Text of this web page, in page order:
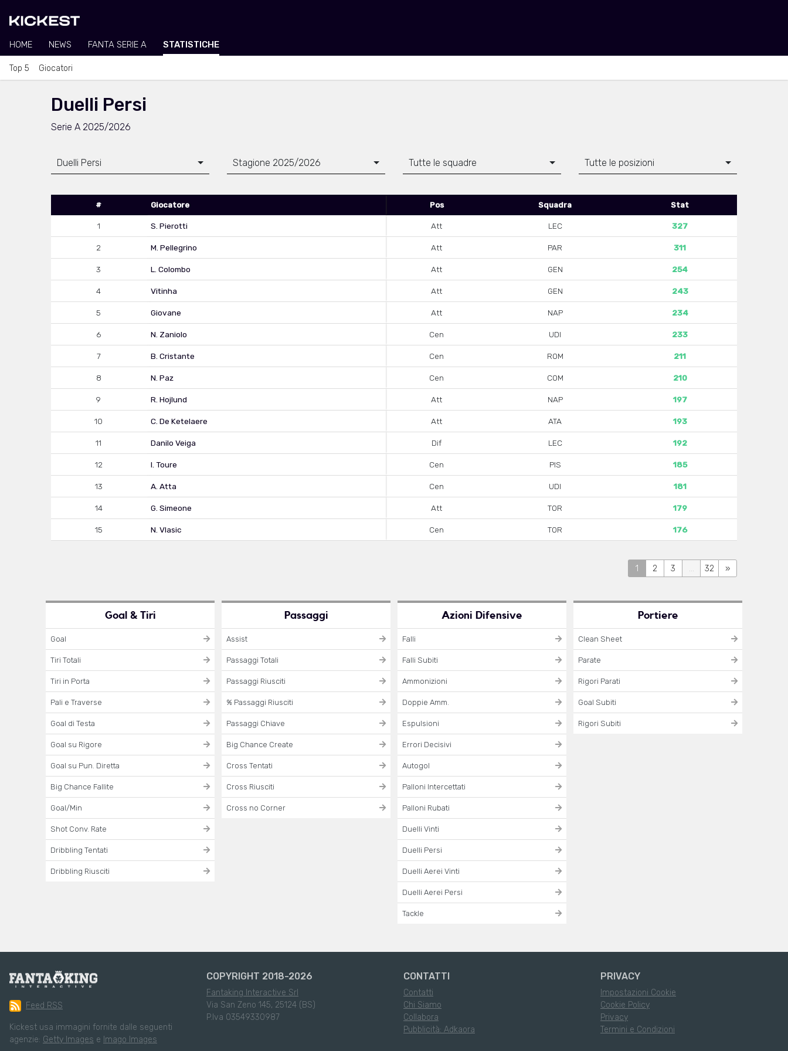
HOME NEWS FANTA SERIE A STATISTICHE
Top 5 Giocatori
Duelli Persi
Serie A 2025/2026
Duelli Persi Stagione 2025/2026 Tutte le squadre Tutte le posizioni
# Giocatore Pos Squadra Stat
1 S. Pierotti Att LEC 327
2 M. Pellegrino Att PAR 311
3 L. Colombo Att GEN 254
4 Vitinha Att GEN 243
5 Giovane Att NAP 234
6 N. Zaniolo Cen UDI 233
7 B. Cristante Cen ROM 211
8 N. Paz Cen COM 210
9 R. Hojlund Att NAP 197
10 C. De Ketelaere Att ATA 193
11 Danilo Veiga Dif LEC 192
12 I. Toure Cen PIS 185
13 A. Atta Cen UDI 181
14 G. Simeone Att TOR 179
15 N. Vlasic Cen TOR 176
1 2 3 ... 32 »
Goal & Tiri
Goal
Tiri Totali
Tiri in Porta
Pali e Traverse
Goal di Testa
Goal su Rigore
Goal su Pun. Diretta
Big Chance Fallite
Goal/Min
Shot Conv. Rate
Dribbling Tentati
Dribbling Riusciti
Passaggi
Assist
Passaggi Totali
Passaggi Riusciti
% Passaggi Riusciti
Passaggi Chiave
Big Chance Create
Cross Tentati
Cross Riusciti
Cross no Corner
Azioni Difensive
Falli
Falli Subiti
Ammonizioni
Doppie Amm.
Espulsioni
Errori Decisivi
Autogol
Palloni Intercettati
Palloni Rubati
Duelli Vinti
Duelli Persi
Duelli Aerei Vinti
Duelli Aerei Persi
Tackle
Portiere
Clean Sheet
Parate
Rigori Parati
Goal Subiti
Rigori Subiti
Feed RSS
Kickest usa immagini fornite dalle seguenti
agenzie: Getty Images e Imago Images
COPYRIGHT 2018-2026
Fantaking Interactive Srl
Via San Zeno 145, 25124 (BS)
P.Iva 03549330987
CONTATTI
Contatti
Chi Siamo
Collabora
Pubblicità: Adkaora
PRIVACY
Impostazioni Cookie
Cookie Policy
Privacy
Termini e Condizioni